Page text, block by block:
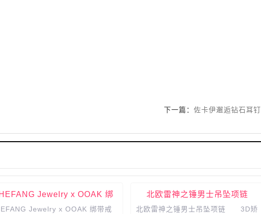
下一篇： ​​​​​​​佐卡伊邂逅钻石耳钉
Jewelry x OOAK 绑
带戒指
Jewelry x OOAK 绑带戒
北欧雷神之锤男士吊坠项链
北欧雷神之锤男士吊坠项链 3D矫